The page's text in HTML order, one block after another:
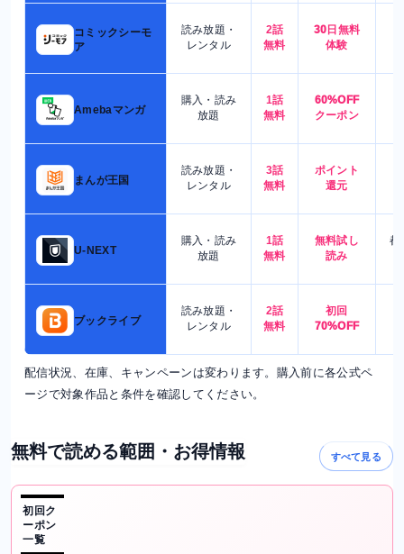
コミックシーモ
ア
読み放題・
レンタル
2話
無料
30日無料
体験
Amebaマンガ
購入・読み
放題
1話
無料
60%OFF
クーポン
まんが王国
読み放題・
レンタル
3話
無料
ポイント
還元
U-NEXT
購入・読み
放題
1話
無料
無料試し
読み
都
ブックライブ
読み放題・
レンタル
2話
無料
初回
70%OFF
配信状況、在庫、キャンペーンは変わります。購入前に各公式ペ
ージで対象作品と条件を確認してください。
無料で読める範囲・お得情報 すべて見る
初回ク
ーポン
一覧